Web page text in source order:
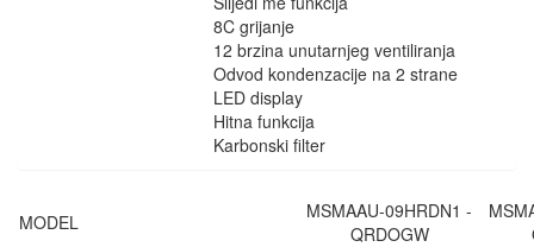
8C grijanje
12 brzina unutarnjeg ventiliranja
Odvod kondenzacije na 2 strane
LED display
Hitna funkcija
Karbonski filter
MODEL
MSMAAU-09HRDN1 -
QRDOGW